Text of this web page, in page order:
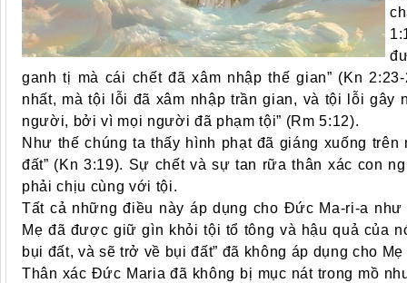
ganh tị mà cái chết đã xâm nhập thế gian” (Kn
nhất, mà tội lỗi đã xâm nhập trần gian, và tội lỗi
người, bởi vì mọi người đã phạm tội” (Rm 5:12).
Như thế chúng ta thấy hình phạt đã giáng xuống
đất” (Kn 3:19). Sự chết và sự tan rữa thân xác con
phải chịu cùng với tội.
Tất cả những điều này áp dụng cho Đức Ma-ri-a
Mẹ đã được giữ gìn khỏi tội tổ tông và hậu quả của
bụi đất, và sẽ trở về bụi đất” đã không áp dụng cho
Thân xác Đức Maria đã không bị mục nát trong mồ